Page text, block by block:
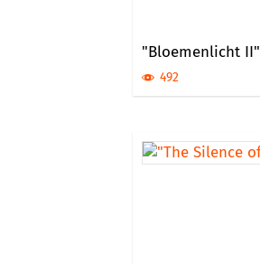
"Bloemenlicht II"
492